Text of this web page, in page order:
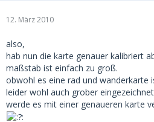
12. März 2010
also,
hab nun die karte genauer kalibriert
maßstab ist einfach zu groß.
obwohl es eine rad und wanderkarte
leider wohl auch grober
werde es mit einer genaueren karte